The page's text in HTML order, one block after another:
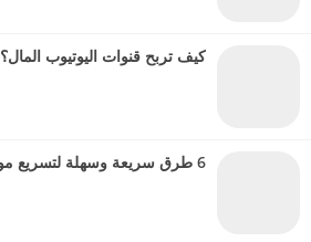
كيف تربح قنوات اليوتيوب المال؟
6 طرق سريعة وسهلة لتسريع مواقع Laravel